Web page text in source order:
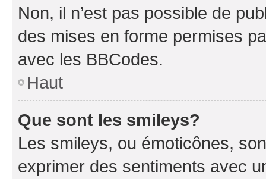
Non, il n’est pas possible de
des mises en forme permises
avec les BBCodes.
Haut
Que sont les smileys?
Les smileys, ou émoticônes,
exprimer des sentiments avec